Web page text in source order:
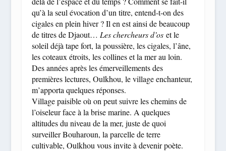
qu’à la seul évocation d’un titre, entend-t-on des
cigales en plein hiver ? Il en est ainsi de beaucoup
de titres de Djaout… Les chercheurs d’oset le
soleil déjà tape fort, la poussière, les cigales, l’âne,
les coteaux étroits, les collines et la mer au loin.
Des années après les émerveillements des
premières lectures, Oulkhou, le village enchanteur,
m’apporta quelques réponses.
Village paisible où on peut suivre les chemins de
l’oiseleur face à la brise marine. A quelques
altitudes du niveau de la mer, juste de quoi
surveiller Bouharoun, la parcelle de terre
cultivable, Oulkhou vous invite à devenir poète.